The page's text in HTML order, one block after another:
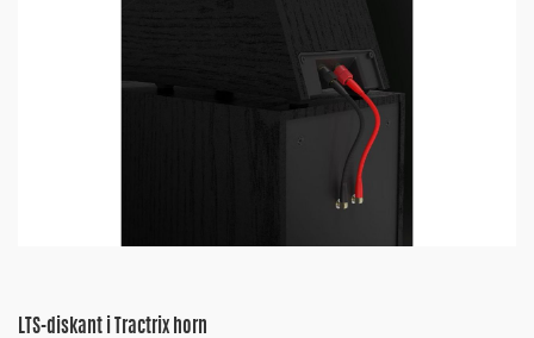
LTS-diskant i Tractrix horn